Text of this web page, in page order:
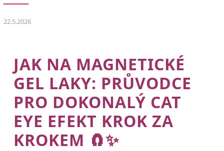
22.5.2026
JAK NA MAGNETICKÉ
GEL LAKY: PRŮVODCE
PRO DOKONALÝ CAT
EYE EFEKT KROK ZA
KROKEM 🧲✨